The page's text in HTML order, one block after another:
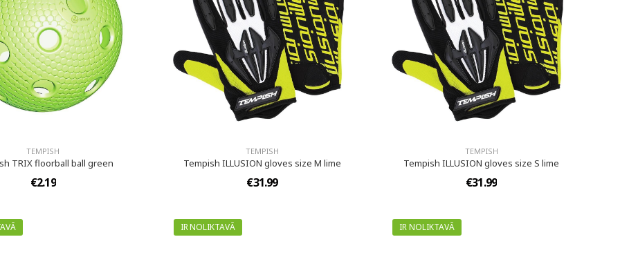
TEMPISH
TRIX floorball ball green
€2.19
TEMPISH
Tempish ILLUSION gloves size M lime
€31.99
TEMPISH
Tempish ILLUSION gloves size S lime
€31.99
IR NOLIKTAVĀ IR NOLIKTAVĀ